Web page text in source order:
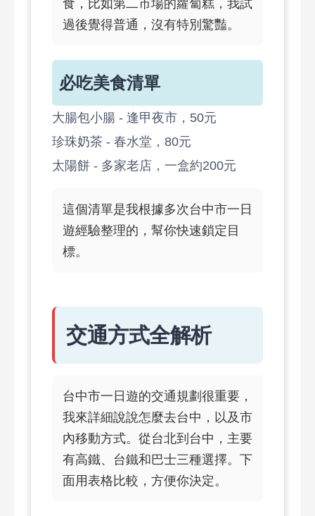
食，比如第二市場的蘿蔔糕，我試
過後覺得普通，沒有特別驚豔。
必吃美食清單
大腸包小腸 - 逢甲夜市，50元
珍珠奶茶 - 春水堂，80元
太陽餅 - 多家老店，一盒約200元
這個清單是我根據多次台中市一日
遊經驗整理的，幫你快速鎖定目
標。
交通方式全解析
台中市一日遊的交通規劃很重要，
我來詳細說說怎麼去台中，以及市
內移動方式。從台北到台中，主要
有高鐵、台鐵和巴士三種選擇。下
面用表格比較，方便你決定。